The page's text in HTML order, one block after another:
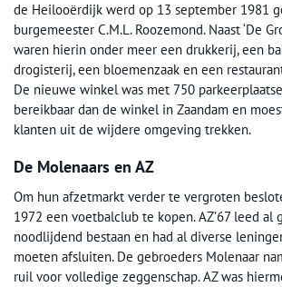
de Heilooërdijk werd op 13 september 1981
burgemeester C.M.L. Roozemond. Naast ‘De
waren hierin onder meer een drukkerij, een
drogisterij, een bloemenzaak en een
De nieuwe winkel was met 750
bereikbaar dan de winkel in Zaandam en
klanten uit de wijdere omgeving trekken.
De Molenaars en AZ
Om hun afzetmarkt verder te vergroten
1972 een voetbalclub te kopen. AZ’67 leed
noodlijdend bestaan en had al diverse
moeten afsluiten. De gebroeders Molenaar
ruil voor volledige zeggenschap. AZ was